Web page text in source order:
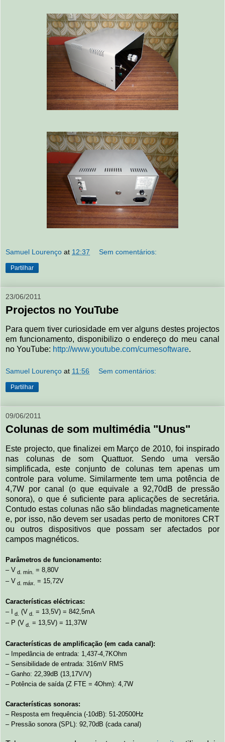
Samuel Lourenço at 12:37 Sem comentários:
Partilhar
23/06/2011
Projectos no YouTube
Para quem tiver curiosidade em ver alguns destes projectos
em funcionamento, disponibilizo o endereço do meu canal
no YouTube: http://www.youtube.com/cumesoftware.
Samuel Lourenço at 11:56 Sem comentários:
Partilhar
09/06/2011
Colunas de som multimédia "Unus"
Este projecto, que finalizei em Março de 2010, foi inspirado
nas colunas de som Quattuor. Sendo uma versão
simplificada, este conjunto de colunas tem apenas um
controle para volume. Similarmente tem uma potência de
4,7W por canal (o que equivale a 92,70dB de pressão
sonora), o que é suficiente para aplicações de secretária.
Contudo estas colunas não são blindadas magneticamente
e, por isso, não devem ser usadas perto de monitores CRT
ou outros dispositivos que possam ser afectados por
campos magnéticos.
Parâmetros de funcionamento:
– V d. mín. = 8,80V
– V d. máx. = 15,72V
Características eléctricas:
– I
d. (V d. = 13,5V) = 842,5mA
– P (V d. = 13,5V) = 11,37W
Características de amplificação (em cada canal):
– Impedância de entrada: 1,437-4,7KOhm
– Sensibilidade de entrada: 316mV RMS
– Ganho: 22,39dB (13,17V/V)
– Potência de saída (Z FTE = 4Ohm): 4,7W
Características sonoras:
– Resposta em frequência (-10dB): 51-20500Hz
– Pressão sonora (SPL): 92,70dB (cada canal)